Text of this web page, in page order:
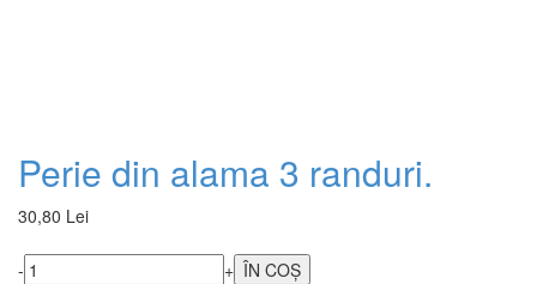
Perie din alama 3 randuri.
30,80 Lei
-
+